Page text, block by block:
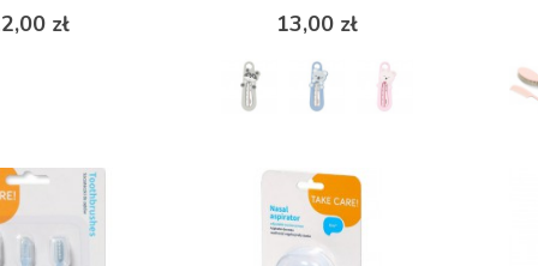
złCena
złCena 13,00 złCena
13,00 złCena